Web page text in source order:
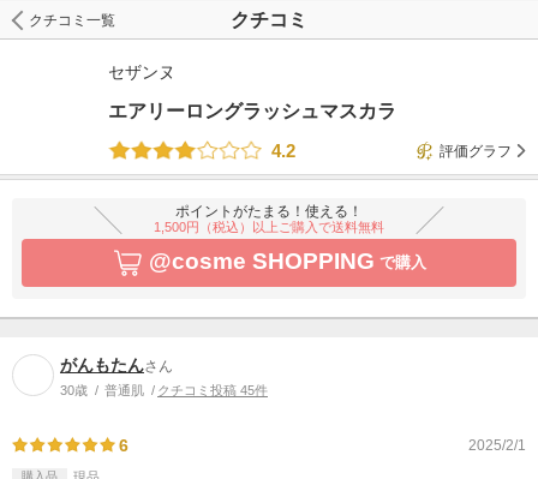
クチコミ
クチコミ一覧
セザンヌ
エアリーロングラッシュマスカラ
4.2
評価グラフ
ポイントがたまる！使える！
1,500円（税込）以上ご購入で送料無料
@cosme SHOPPING で購入
がんもたんさん
30歳 普通肌 クチコミ投稿 45件
6 2025/2/1
購入品